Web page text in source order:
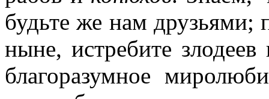
будьте же нам друзьями;
ныне, истребите
благоразумное